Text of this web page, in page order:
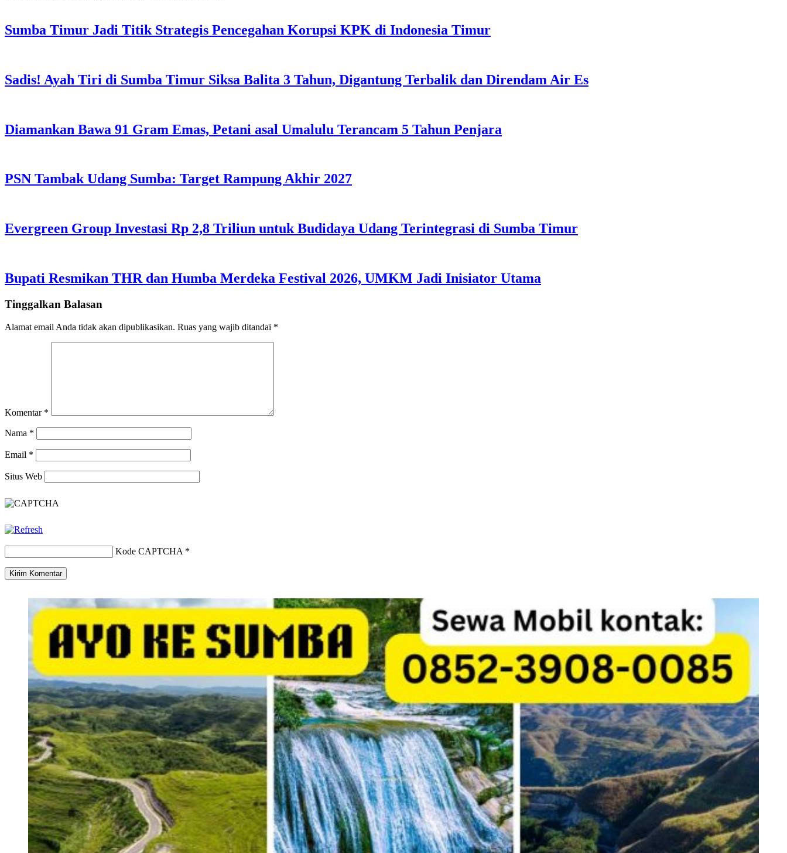
Sumba Timur Jadi Titik Strategis Pencegahan Korupsi KPK di Indonesia Timur
Sadis! Ayah Tiri di Sumba Timur Siksa Balita 3 Tahun, Digantung Terbalik dan Direndam Air Es
Diamankan Bawa 91 Gram Emas, Petani asal Umalulu Terancam 5 Tahun Penjara
PSN Tambak Udang Sumba: Target Rampung Akhir 2027
Evergreen Group Investasi Rp 2,8 Triliun untuk Budidaya Udang Terintegrasi di Sumba Timur
Bupati Resmikan THR dan Humba Merdeka Festival 2026, UMKM Jadi Inisiator Utama
Tinggalkan Balasan
Alamat email Anda tidak akan dipublikasikan. Ruas yang wajib ditandai *
Komentar *
Nama *
Email *
Situs Web
Kode CAPTCHA *